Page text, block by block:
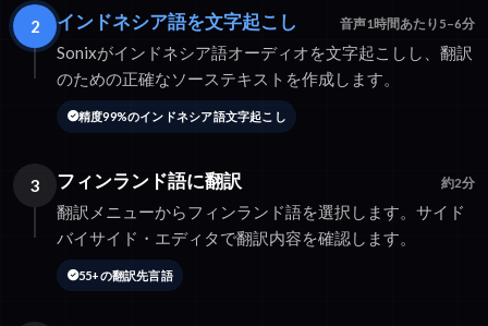
2 インドネシア語を文字起こし 音声1時間あたり5–6分
Sonixがインドネシア語オーディオを文字起こしし、翻訳
のための正確なソーステキストを作成します。
精度99%のインドネシア語文字起こし
3 フィンランド語に翻訳 約2分
翻訳メニューからフィンランド語を選択します。サイド
バイサイド・エディタで翻訳内容を確認します。
55+の翻訳先言語